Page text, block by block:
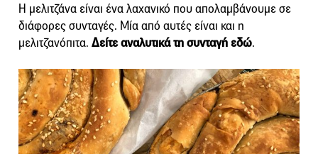
Η μελιτζάνα είναι ένα λαχανικό που απολαμβάνουμε σε
διάφορες συνταγές. Μία από αυτές είναι και η
μελιτζανόπιτα. Δείτε αναλυτικά τη συνταγή εδώ.